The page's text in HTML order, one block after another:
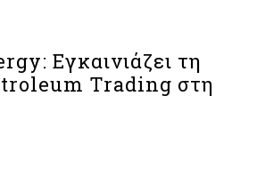
Εγκαινιάζει τη
Trading στη